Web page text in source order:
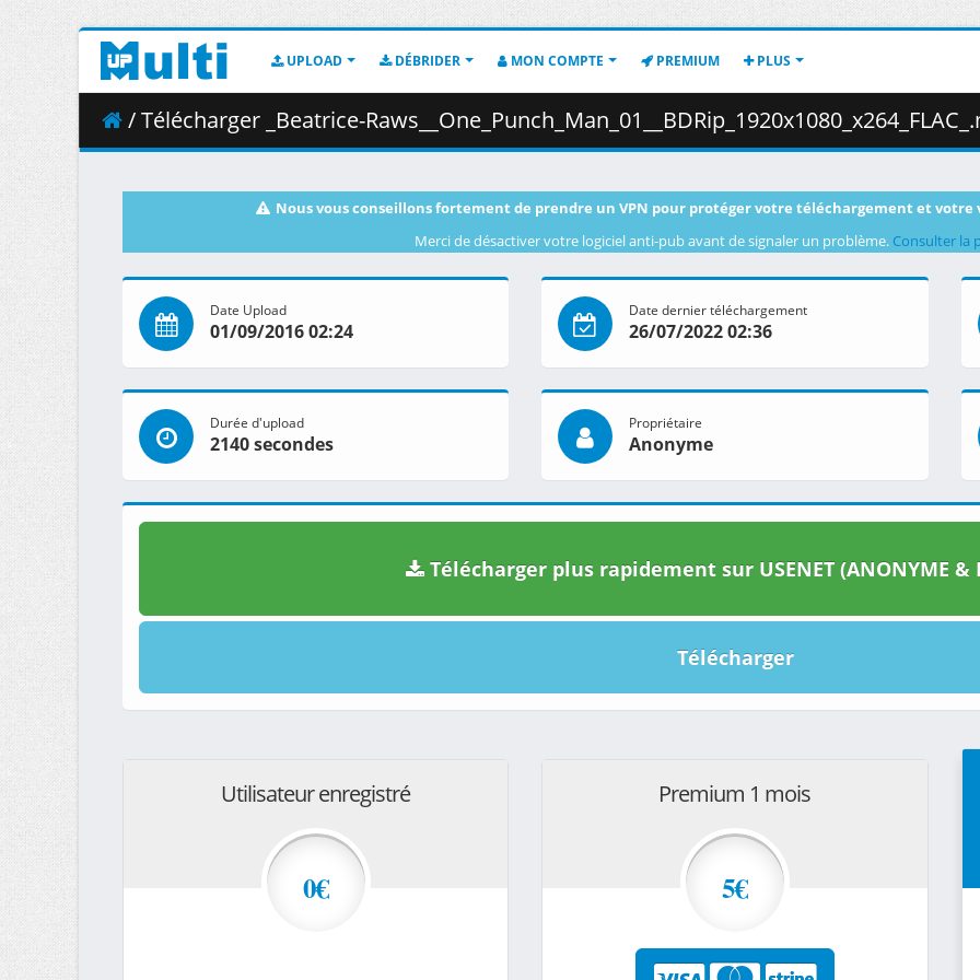
UPLOAD DÉBRIDER MON COMPTE PREMIUM PLUS
/ Télécharger _Beatrice-Raws__One_Punch_Man_01__BDRip_1920x1080_x264_FLAC_.mkv.001
Nous vous conseillons fortement de prendre un VPN pour protéger votre téléchargement et votre
Merci de désactiver votre logiciel anti-pub avant de signaler un problème. Consulter la
Date Upload
01/09/2016 02:24
Date dernier téléchargement
26/07/2022 02:36
Durée d'upload
2140 secondes
Propriétaire
Anonyme
Télécharger plus rapidement sur USENET (ANONYME &
Télécharger
Utilisateur enregistré
0€
Premium 1 mois
5€